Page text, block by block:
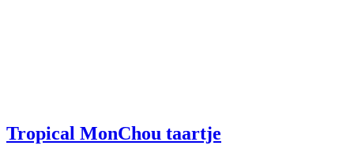
Tropical MonChou taartje